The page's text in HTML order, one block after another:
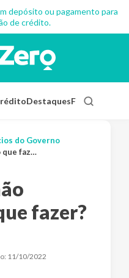
depósito ou pagamento para
de crédito.
DestaquesFinanças
do Governo
fazer?
fazer?
11/10/2022